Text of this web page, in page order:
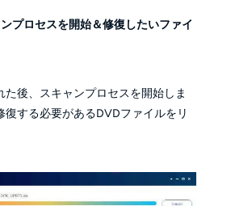
プロセスを開始＆修復したいファイ
た後、スキャンプロセスを開始しま
復する必要があるDVDファイルをリ